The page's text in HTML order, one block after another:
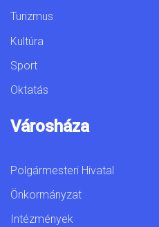
Turizmus
Kultúra
Sport
Oktatás
Városháza
Polgármesteri Hivatal
Önkormányzat
Intézmények